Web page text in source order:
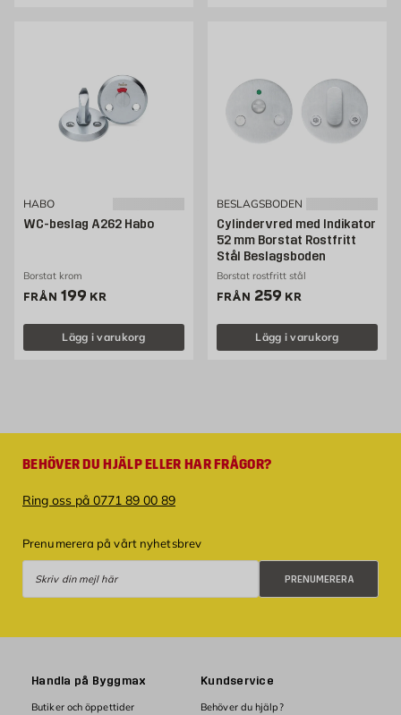
HABO
WC-beslag A262 Habo
Borstat krom
FRÅN Pris 199 kr
199 KR
Lägg i varukorg
BESLAGSBODEN
Cylindervred med Indikator
52 mm Borstat Rostfritt
Stål Beslagsboden
Borstat rostfritt stål
FRÅN Pris 259 kr
259 KR
Lägg i varukorg
BEHÖVER DU HJÄLP ELLER HAR FRÅGOR?
Ring oss på 0771 89 00 89
Prenumerera på vårt nyhetsbrev
PRENUMERERA
Handla på Byggmax
Butiker och öppettider
Kundservice
Behöver du hjälp?